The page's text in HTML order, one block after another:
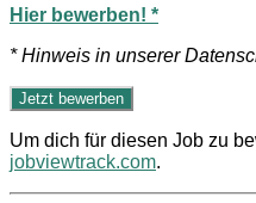
Hier bewerben! *
* Hinweis in unserer
Um dich für diesen Job zu
jobviewtrack.com.